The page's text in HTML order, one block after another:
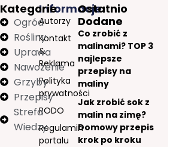
Informacje
Autorzy
Kontakt
&
Reklama
Polityka
prywatności
RODO
Regulamin
portalu
Kategorie
Ogród
Rośliny
Uprawa
Nawożenie
Grzyby
Przepisy
Strefa
Wiedzy
Ostatnio
Dodane
Co zrobić z
malinami? TOP 3
najlepsze
przepisy na
maliny
Jak zrobić sok z
malin na zimę?
Domowy przepis
krok po kroku